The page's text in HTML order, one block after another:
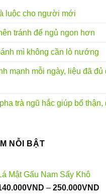
luộc cho người mới
tránh để ngủ ngon hơn
mì không cần lò nướng
mạnh mỗi ngày, liệu đã
trà ngũ hắc giúp bổ thận,
NỖI BẬT
Mật Gấu Nam Sấy Khô
VND – 250.000VND